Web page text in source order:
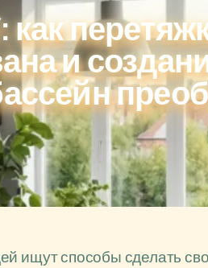
как
и
ищут способы сделать